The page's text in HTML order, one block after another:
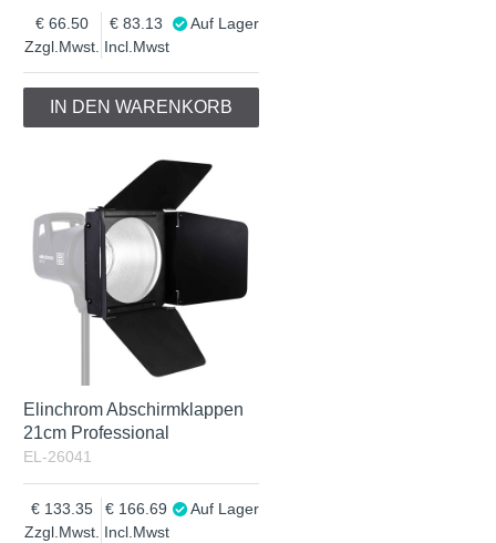
Zzgl.Mwst.
66.50
Incl.Mwst
83.13 Auf Lager
IN DEN WARENKORB
Elinchrom Abschirmklappen
21cm Professional
EL-26041
Zzgl.Mwst.
133.35
Incl.Mwst
166.69 Auf Lager